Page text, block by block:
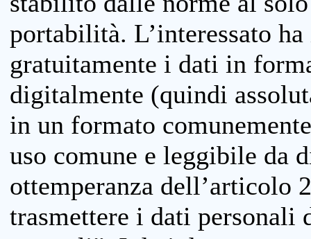
portabilità. L’interessato
gratuitamente i dati in
digitalmente (quindi
in un formato
uso comune e leggibile da
ottemperanza dell’articolo
trasmettere i dati personali